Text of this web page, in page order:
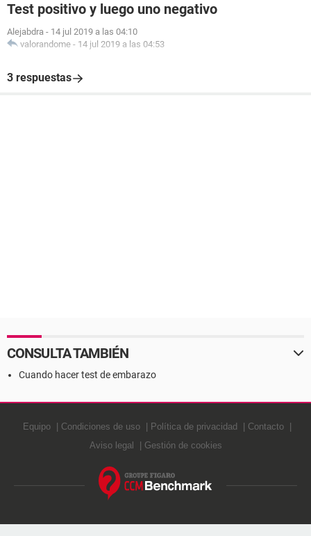
Test positivo y luego uno negativo
Alejabdra - 14 jul 2019 a las 04:10
valorandome - 14 jul 2019 a las 04:53
3 respuestas
CONSULTA TAMBIÉN
Cuando hacer test de embarazo
Equipo Condiciones de uso Política de privacidad
Contacto
Aviso legal
Gestión de cookies